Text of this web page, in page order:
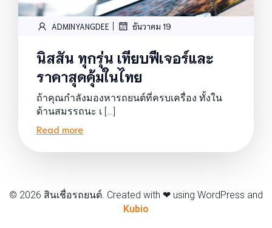
ADMINYANGDEE | ธันวาคม 19
นิสสัน ทุกรุ่น เทียบฟีเจอร์และ
ราคาสุดคุ้มในไทย
ถ้าคุณกำลังมองหารถยนต์ที่ครบเครื่อง ทั้งใน
ด้านสมรรถนะ เ […]
Read more
© 2026 สินเชื่อรถยนต์. Created with ❤ using WordPress and
Kubio